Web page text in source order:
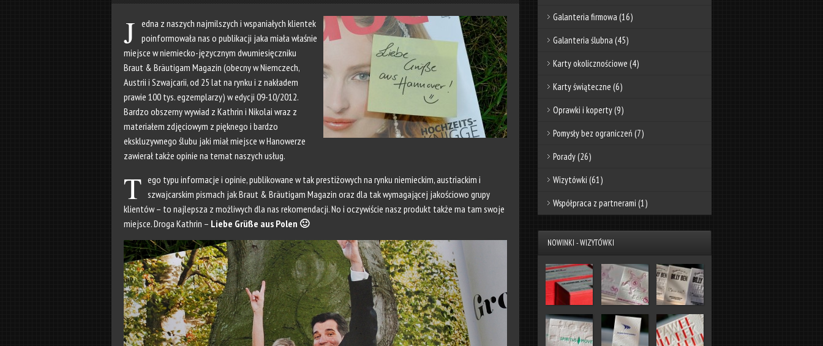
J edna z naszych najmilszych i wspaniałych klientek
poinformowała nas o publikacji jaka miała właśnie
miejsce w niemiecko-języcznym dwumiesięczniku
Braut & Bräutigam Magazin (obecny w Niemczech,
Austrii i Szwajcarii, od 25 lat na rynku i z nakładem
prawie 100 tys. egzemplarzy) w edycji 09-10/2012.
Bardzo obszerny wywiad z Kathrin i Nikolai wraz z
materiałem zdjęciowym z pięknego i bardzo
ekskluzywnego ślubu jaki miał miejsce w Hanowerze
zawierał także opinie na temat naszych usług.
T ego typu informacje i opinie, publikowane w tak prestiżowych na rynku niemieckim, austriackim i
szwajcarskim pismach jakBraut & Bräutigam Magazin oraz dla tak wymagającej jakościowo grupy
klientów – to najlepsza z możliwych dla nas rekomendacji. No i oczywiście nasz produkt także ma tam swoje
miejsce. Droga Kathrin – Liebe Grüße aus Polen 🙂
Galanteria firmowa (16)
Galanteria ślubna (45)
Karty okolicznościowe (4)
Karty świąteczne (6)
Oprawki i koperty(9)
Pomysły bez ograniczeń (7)
Porady(26)
Wizytówki (61)
Współpraca z partnerami (1)
NOWINKI - WIZYTÓWKI